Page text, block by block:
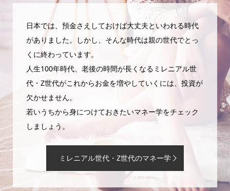
日本では、預金さえしておけば大丈夫といわれる時代
がありました。しかし、そんな時代は親の世代でとっ
くに終わっています。
人生100年時代、老後の時間が長くなるミレニアル世
代・Z世代がこれからお金を増やしていくには、投資が
欠かせません。
若いうちから身につけておきたいマネー学をチェック
しましょう。
ミレニアル世代・Z世代のマネー学